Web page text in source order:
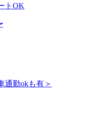
トOK
通勤okも有＞